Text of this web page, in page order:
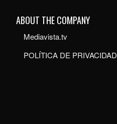
ABOUT THE COMPANY
Mediavista.tv
POLÍTICA DE PRIVACIDAD